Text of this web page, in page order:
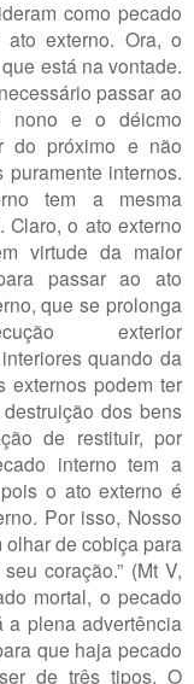
como pecado
externo. Ora, o
está na vontade.
passar ao
nono e o déicmo
do próximo e não
internos.
tem a mesma
Claro, o ato externo
virtude da maior
passar ao ato
que se prolonga
exterior
quando da
externos podem ter
dos bens
de restituir, por
interno tem a
o ato externo é
Por isso, Nosso
olhar de cobiça para
coração.” (Mt V,
mortal, o pecado
a plena advertência
que haja pecado
de três tipos. O